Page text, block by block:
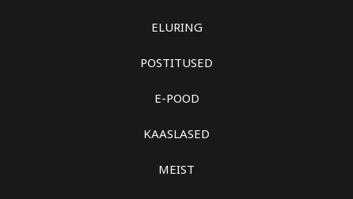
ELURING
POSTITUSED
E-POOD
KAASLASED
MEIST